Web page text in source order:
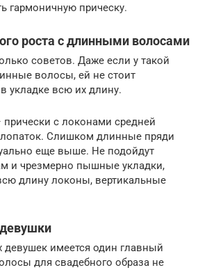
гармоничную прическу.
роста с длинными волосами
советов. Даже если у такой
волосы, ей не стоит
укладке всю их длину.
с локонами средней
Слишком длинные пряди
еще выше. Не подойдут
и чрезмерно пышные укладки,
длину локоны, вертикальные
имеется один главный
для свадебного образа не